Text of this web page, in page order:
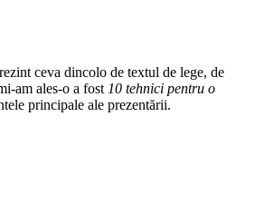
ceva dincolo de textul de lege, de
am ales-o a fost 10 tehnici pentru o
principale ale prezentării.